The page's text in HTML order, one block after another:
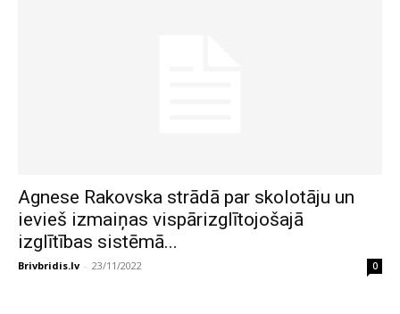
Agnese Rakovska strādā par skolotāju un
ievieš izmaiņas vispārizglītojošajā
izglītības sistēmā...
Brivbridis.lv - 23/11/2022 0